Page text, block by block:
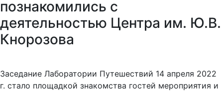
познакомились с
деятельностью Центра им. Ю.В.
Кнорозова
Заседание Лаборатории Путешествий 14 апреля 2022
г. стало площадкой знакомства гостей мероприятия и